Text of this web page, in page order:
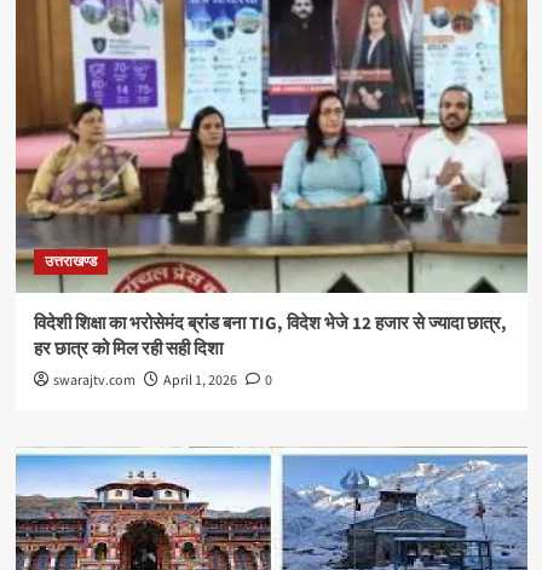
उत्तराखण्ड
विदेशी शिक्षा का भरोसेमंद ब्रांड बना TIG, विदेश भेजे 12 हजार से ज्यादा छात्र,
हर छात्र को मिल रही सही दिशा
swarajtv.com April 1, 2026 0